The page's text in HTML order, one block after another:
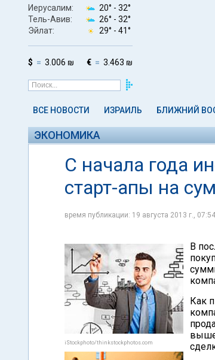
Иерусалим: 20° - 32°
Тель-Авив:
26° - 32°
Эйлат:
29° - 41°
$ 3.006 ₪ € 3.463 ₪
ВСЕ НОВОСТИ ИЗРАИЛЬ БЛИЖНИЙ
ЭКОНОМИКА
С начала года
старт-апы на
время публикации: 19 августа 2013 г.,
iStockphoto/thinkstockphotos.com
В
Как